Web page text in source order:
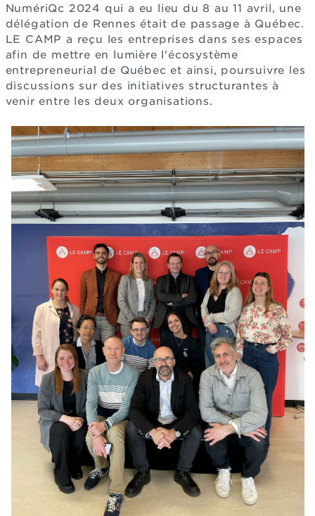
NumériQc 2024 qui a eu lieu du 8 au 11 avril, une
délégation de Rennes était de passage à Québec.
LE CAMP a reçu les entreprises dans ses espaces
afin de mettre en lumière l'écosystème
entrepreneurial de Québec et ainsi, poursuivre les
discussions sur des initiatives structurantes à
venir entre les deux organisations.